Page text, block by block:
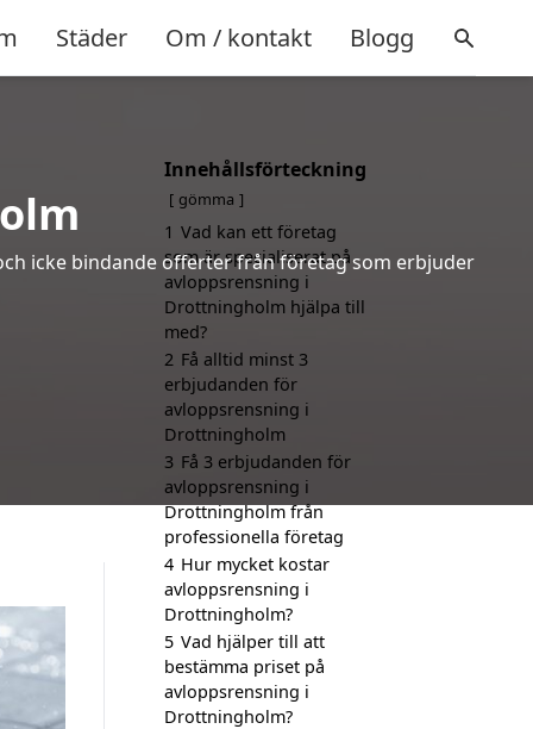
Städer Om / kontakt Blogg
icke bindande offerter från företag som erbjuder
Innehållsförteckning
gömma
1 Vad kan ett företag
som är specialiserat på
avloppsrensning i
Drottningholm hjälpa till
med?
2 Få alltid minst 3
erbjudanden för
avloppsrensning i
Drottningholm
3 Få 3 erbjudanden för
avloppsrensning i
Drottningholm från
professionella företag
4 Hur mycket kostar
avloppsrensning i
Drottningholm?
5 Vad hjälper till att
bestämma priset på
avloppsrensning i
Drottningholm?